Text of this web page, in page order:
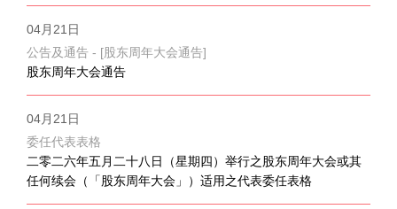
04月21日
公告及通告 - [股东周年大会通告]
股东周年大会通告
04月21日
委任代表表格
二零二六年五月二十八日（星期四）举行之股东周年大会或其
任何续会（「股东周年大会」）适用之代表委任表格